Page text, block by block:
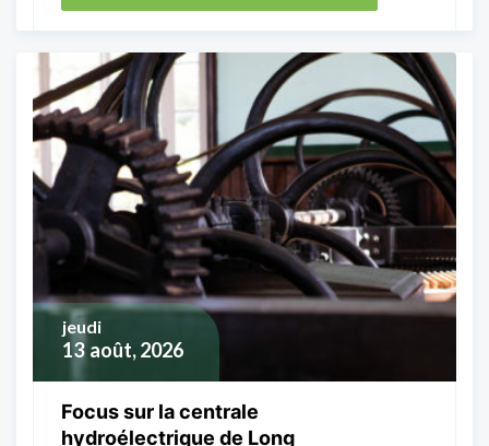
13 août, 2026
jeudi
Focus sur la centrale
hydroélectrique de Long